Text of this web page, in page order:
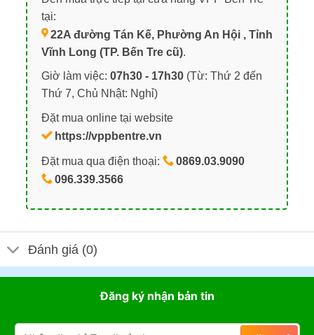
tại:
22A đường Tán Kế, Phường An Hội , Tỉnh
Vĩnh Long (TP. Bến Tre cũ).
Giờ làm việc: 07h30 - 17h30(Từ: Thứ 2 đến
Thứ 7, Chủ Nhật: Nghỉ)
Đặt mua online tại website
https://vppbentre.vn
Đặt mua qua điện thoại:
0869.03.9090
096.339.3566
Đánh giá (0)
Đăng ký nhận bản tin